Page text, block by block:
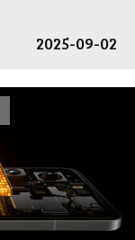
2025-09-02